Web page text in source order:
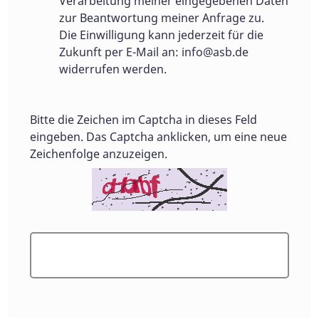
zur Beantwortung meiner Anfrage zu.
Die Einwilligung kann jederzeit für die
Zukunft per E-Mail an: info@asb.de
widerrufen werden.
Bitte die Zeichen im Captcha in dieses Feld
eingeben. Das Captcha anklicken, um eine neue
Zeichenfolge anzuzeigen.